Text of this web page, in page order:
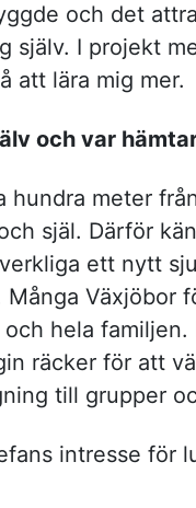
och det
själv. I projekt
att lära mig
och var
hundra meter
själ. Därför
ett nytt
Växjöbor
hela
räcker för att
till grupper
intresse för